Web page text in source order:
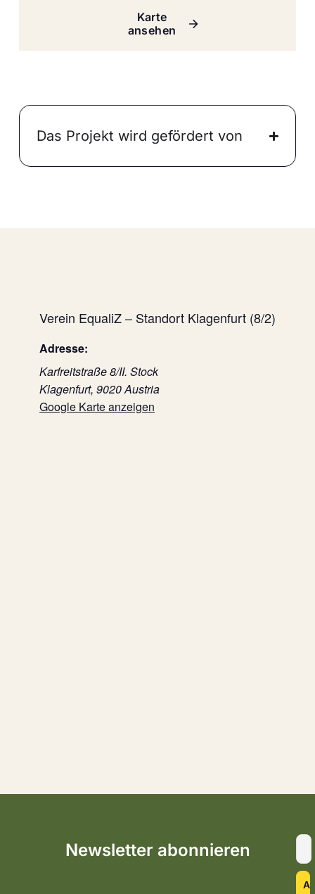
Karte
ansehen
Das Projekt wird gefördert von
Verein EqualiZ – Standort Klagenfurt (8/2)
Adresse:
Karfreitstraße 8/II. Stock
Klagenfurt, 9020Austria
Google Karte anzeigen
Newsletter abonnieren